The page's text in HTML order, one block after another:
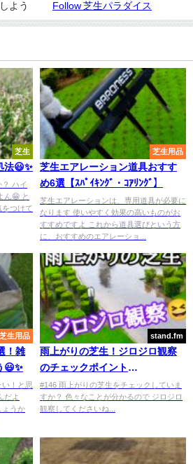
よう Follow 芝生パラダイス
芝生
法😃✨
ハイ
ん😁 と
つけて
芝生用品
芝生エアレーション道具おすす
め6選【ｽﾊﾟｲｷﾝｸﾞ・ｺｱﾘﾝｸﾞ】
芝生エアレーションは、専用道具が必要に
なります 使いやすく効果の高いものがお
すすめですよ これから道具選びという方
に、おすすめのエアレーショ...
芝生用品
！雑
😃✨
！と思
だよ
ょうか
stand.fm
雨上がりの芝生！ジロジロ観察
のチェックポイント
【stand.fm】
#146 雨上がりの芝生をチェックしていま
すか？ 色々なことが分かるので ジロジロ
観察してくださいね...